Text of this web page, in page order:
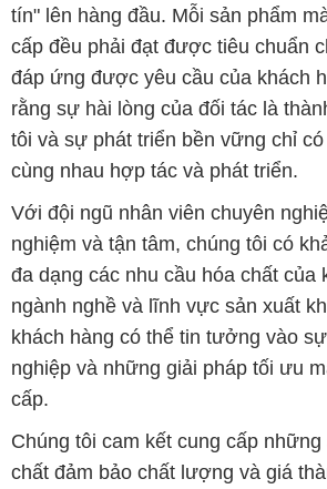
tín" lên hàng đầu. Mỗi sản phẩm
cấp đều phải đạt được tiêu chuẩn
đáp ứng được yêu cầu của khách
rằng sự hài lòng của đối tác là
tôi và sự phát triển bền vững chỉ
cùng nhau hợp tác và phát triển.
Với đội ngũ nhân viên chuyên
nghiệm và tận tâm, chúng tôi có
đa dạng các nhu cầu hóa chất của
ngành nghề và lĩnh vực sản xuất
khách hàng có thể tin tưởng vào
nghiệp và những giải pháp tối ưu
cấp.
Chúng tôi cam kết cung cấp những
chất đảm bảo chất lượng và giá